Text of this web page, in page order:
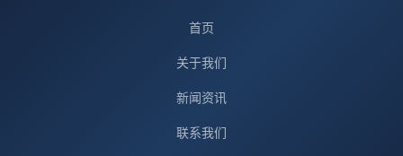
首页
关于我们
新闻资讯
联系我们